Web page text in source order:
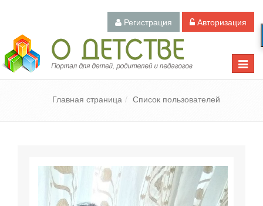
Регистрация Авторизация
Toggle
Педагогический портал «О детстве»
Главная страница Список пользователей